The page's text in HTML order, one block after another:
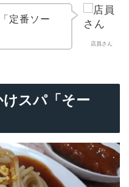
店員さん
定番ソー
スパ「そー